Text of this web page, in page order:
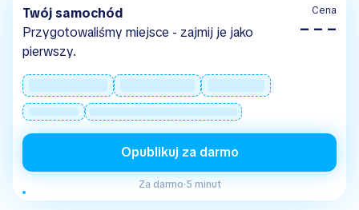
Twój samochód
Przygotowaliśmy miejsce - zajmij je jako
pierwszy.
Cena
– – –
Opublikuj za darmo
Za darmo·5 minut